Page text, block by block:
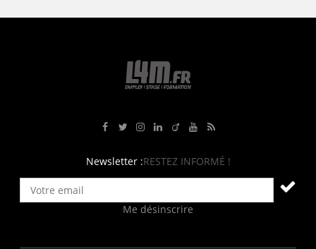
Newsletter :RESTEZ INFORMÉ !
Me désinscrire